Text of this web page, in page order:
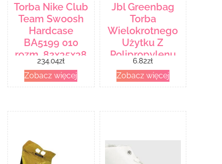
Torba Nike Club
Team Swoosh
Hardcase
BA5199 010
rozm. 82x35x38
cm
234.04zł
Zobacz więcej
Jbl Greenbag
Torba
Wielokrotnego
Użytku Z
Polipropylenu
Tkanego French
Buldog
26X26X12 Cm
6.82zł
Zobacz więcej